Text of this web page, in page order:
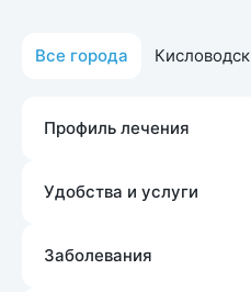
Все города Кисловодск
Профиль лечения
Удобства и услуги
Заболевания